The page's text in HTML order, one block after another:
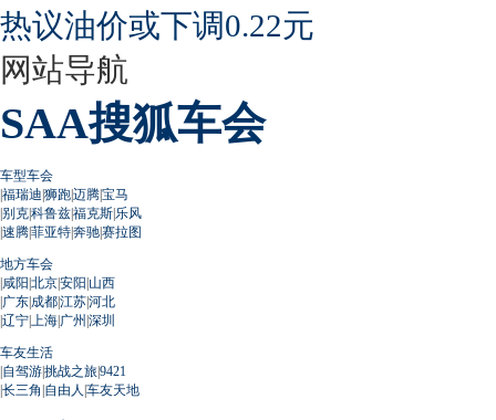
热议油价或下调0.22元
网站导航
SAA搜狐车会
车型车会
|福瑞迪|狮跑|迈腾|宝马
|别克|科鲁兹|福克斯|乐风
|速腾|菲亚特|奔驰|赛拉图
地方车会
|咸阳|北京|安阳|山西
|广东|成都|江苏|河北
|辽宁| 上海|广州 |深圳
车友生活
|自驾游|挑战之旅|9421
|长三角 |自由人 |车友天地